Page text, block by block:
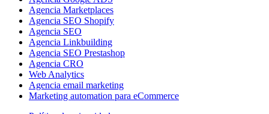
Agencia Marketplaces
Agencia SEO Shopify
Agencia SEO
Agencia Linkbuilding
Agencia SEO Prestashop
Agencia CRO
Web Analytics
Agencia email marketing
Marketing automation para eCommerce